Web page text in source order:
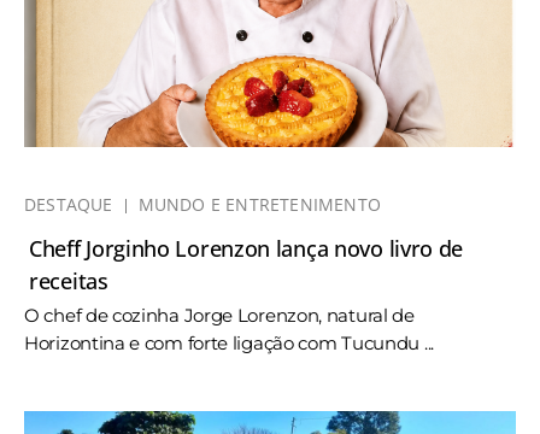
DESTAQUE MUNDO E ENTRETENIMENTO
Cheff Jorginho Lorenzon lança novo livro de
receitas
O chef de cozinha Jorge Lorenzon, natural de
Horizontina e com forte ligação com Tucundu ...